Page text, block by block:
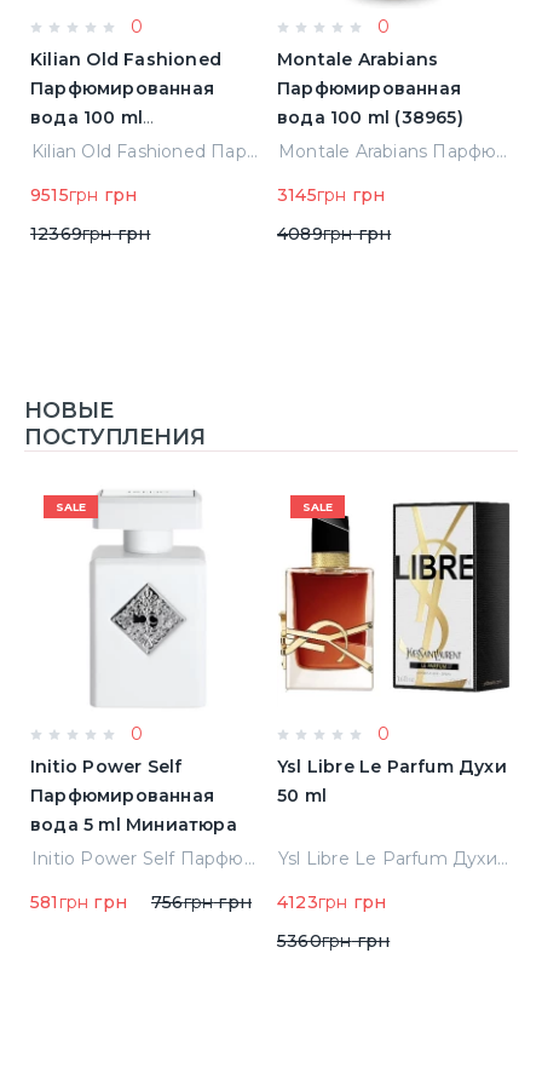
0
Kilian Old Fashioned
Парфюмированная
вода 100 ml
(3700550240723)
Kilian Old Fashioned Парфюмированная вода 100 ml (3700550240723)
9515грн грн
12369грнгрн
0
Montale Arabians
Парфюмированная
вода 100 ml (38965)
Montale Arabians Парфюмированная вода 100 ml (38965)
3145грн грн
4089грнгрн
НОВЫЕ
ПОСТУПЛЕНИЯ
SALE
0
Initio Power Self
Парфюмированная
вода 5 ml Миниатюра
Initio Power Self Парфюмированная вода 5 ml Миниатюра
581 грн грн 756грнгрн
SALE
0
Ysl Libre Le Parfum Духи
50 ml
Ysl Libre Le Parfum Духи 50 ml
4123грн грн
5360грнгрн